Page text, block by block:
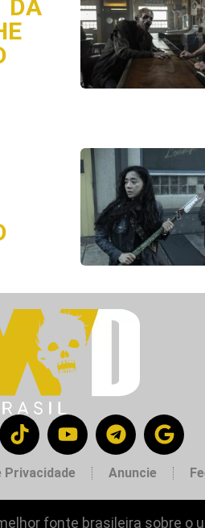
DA
Privacidade Anuncie
fonte brasileira sobre o